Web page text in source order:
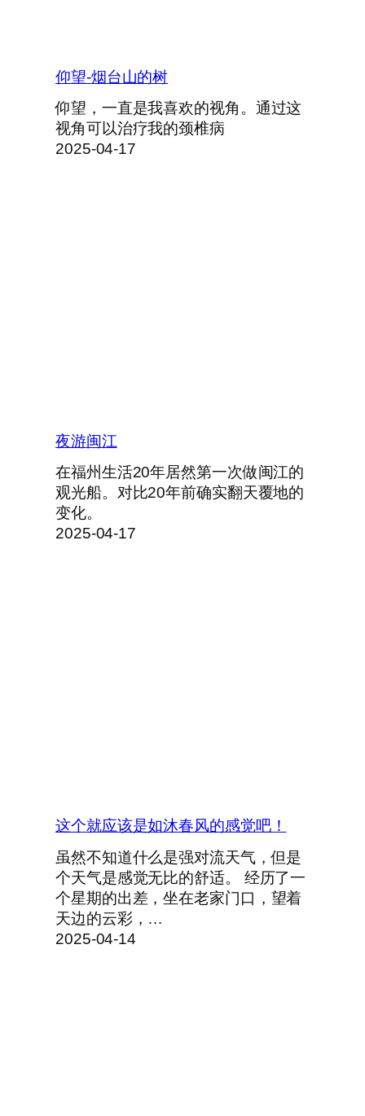
仰望-烟台山的树
仰望，一直是我喜欢的视角。通过这
视角可以治疗我的颈椎病
2025-04-17
夜游闽江
在福州生活20年居然第一次做闽江的
观光船。对比20年前确实翻天覆地的
变化。
2025-04-17
这个就应该是如沐春风的感觉吧！
虽然不知道什么是强对流天气，但是
个天气是感觉无比的舒适。 经历了一
个星期的出差，坐在老家门口，望着
天边的云彩，…
2025-04-14